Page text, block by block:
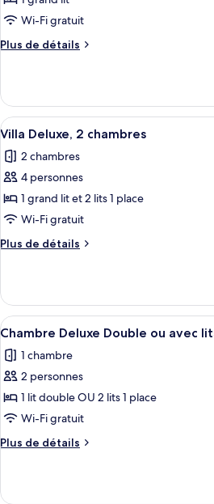
ce
type
de
Villa
Deluxe,
1
chambre
Wi-Fi gratuit
Plus de détails
Plus
le
type
de
Villa
Deluxe,
chambre
Afficher
toutes
les
photos
pour
ce
type
de
Villa
Deluxe,
2
chambres
Un
7
Villa Deluxe, 2 chambres
2 chambres
4 personnes
1 grand lit et 2 lits 1 place
Wi-Fi gratuit
Plus de détails
Plus
le
type
de
Villa
Deluxe,
chambres
Afficher
toutes
les
photos
pour
ce
type
de
Chambre
Une
4
Chambre Deluxe Double ou avec
1 chambre
2 personnes
1 lit double OU 2 lits 1 place
Wi-Fi gratuit
Plus de détails
Plus
le